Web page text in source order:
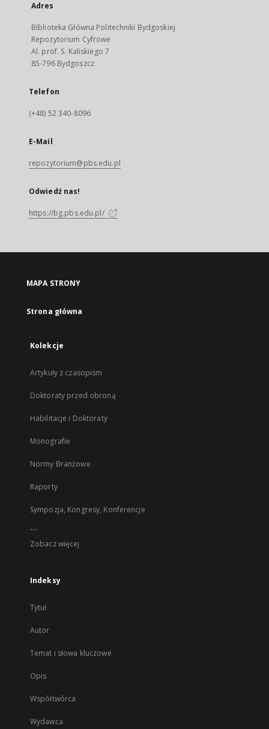
Adres
Biblioteka Główna Politechniki Bydgoskiej
Repozytorium Cyfrowe
Al. prof. S. Kaliskiego 7
85-796 Bydgoszcz
Telefon
(+48) 52 340-8096
E-Mail
repozytorium@pbs.edu.pl
Odwiedź nas!
https://bg.pbs.edu.pl/
MAPA STRONY
Strona główna
Kolekcje
Artykuły z czasopism
Doktoraty przed obroną
Habilitacje i Doktoraty
Monografie
Normy Branżowe
Raporty
Sympozja, Kongresy, Konferencje
...
Zobacz więcej
Indeksy
Tytuł
Autor
Temat i słowa kluczowe
Opis
Współtwórca
Wydawca